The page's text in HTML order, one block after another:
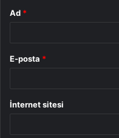
Ad *
E-posta *
İnternet sitesi